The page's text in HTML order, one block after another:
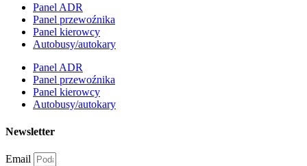
Panel ADR
Panel przewoźnika
Panel kierowcy
Autobusy/autokary
Panel ADR
Panel przewoźnika
Panel kierowcy
Autobusy/autokary
Newsletter
Email